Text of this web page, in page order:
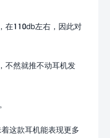
在110db左右，因此对
不然就推不动耳机发
这款耳机能表现更多